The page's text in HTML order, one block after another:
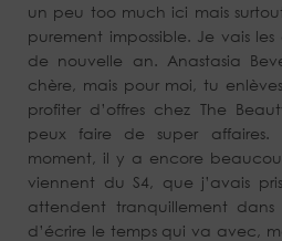
un peu too much ici mais
purement impossible. Je vais
de nouvelle an. Anastasia
chère, mais pour moi, tu
profiter d’offres chez The
peux faire de super affaires.
moment, il y a encore
viennent du S4, que j’avais
attendent tranquillement
d’écrire le temps qui va avec,